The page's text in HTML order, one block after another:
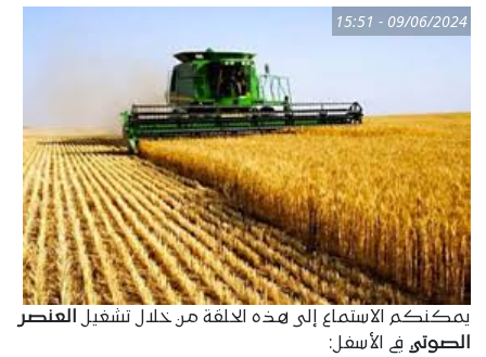
09/06/2024 - 15:51
يمكنكم الاستماع إلى هذه الحلقة من خلال تشغيل العنصر
الصوتي في الأسفل: